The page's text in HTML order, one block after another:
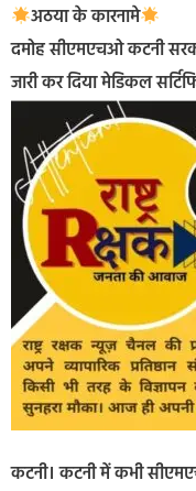
अठया के कारनामे
दमोह सीएमएचओ कटनी
जारी कर दिया मेडिकल
कटनी। कटनी में कभी